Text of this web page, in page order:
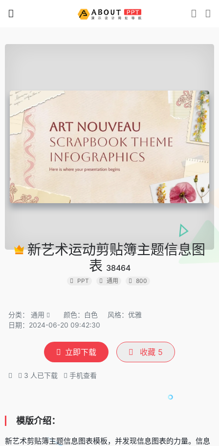
新艺术运动剪贴簿主题信息图
表 38464
PPT 通用 800
分类： 通用 颜色：白色
风格：优雅
日期：2024-06-20 09:42:30
立即下载 收藏 5
3 人已下载 手机查看
模版介绍：
新艺术剪贴簿主题信息图表模板，并发现信息图表的力量。信息